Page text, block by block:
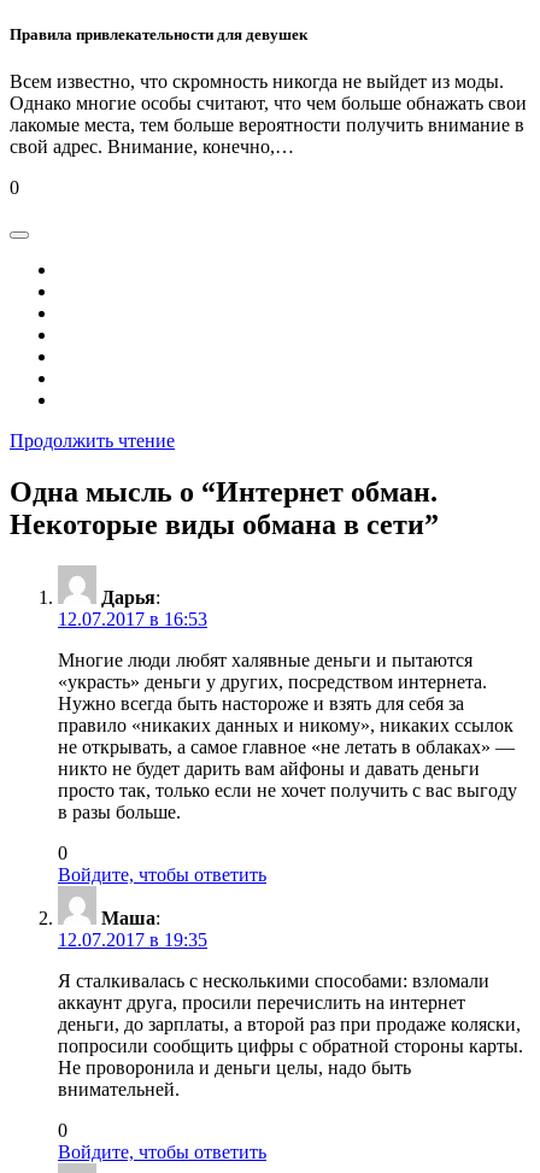
Правила привлекательности для девушек
Всем известно, что скромность никогда не выйдет из моды.
Однако многие особы считают, что чем больше обнажать свои
лакомые места, тем больше вероятности получить внимание в
свой адрес. Внимание, конечно,…
0
Продолжить чтение
Одна мысль о “Интернет обман.
Некоторые виды обмана в сети”
Дарья:
12.07.2017 в 16:53
Многие люди любят халявные деньги и пытаются
«украсть» деньги у других, посредством интернета.
Нужно всегда быть настороже и взять для себя за
правило «никаких данных и никому», никаких ссылок
не открывать, а самое главное «не летать в облаках» —
никто не будет дарить вам айфоны и давать деньги
просто так, только если не хочет получить с вас выгоду
в разы больше.
0
Войдите, чтобы ответить
Маша:
12.07.2017 в 19:35
Я сталкивалась с несколькими способами: взломали
аккаунт друга, просили перечислить на интернет
деньги, до зарплаты, а второй раз при продаже коляски,
попросили сообщить цифры с обратной стороны карты.
Не проворонила и деньги целы, надо быть
внимательней.
0
Войдите, чтобы ответить